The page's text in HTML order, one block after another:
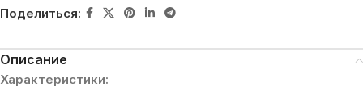
Поделиться:
Описание
Характеристики: